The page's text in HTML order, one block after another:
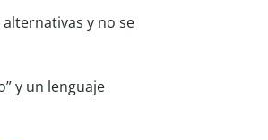
y no se
y un lenguaje